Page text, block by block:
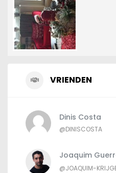
VRIENDEN
Dinis Costa
@DINISCOSTA
Joaquim
@JOAQUIM-